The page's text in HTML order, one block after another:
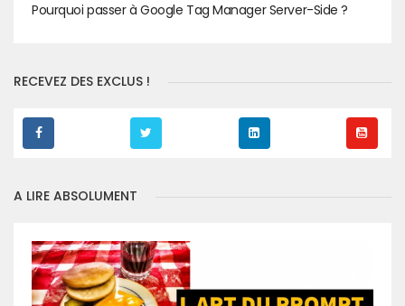
Pourquoi passer à Google Tag Manager Server-Side ?
RECEVEZ DES EXCLUS !
A LIRE ABSOLUMENT